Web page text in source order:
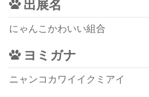
出展名
にゃんこかわいい組合
ヨミガナ
ニャンコカワイイクミアイ